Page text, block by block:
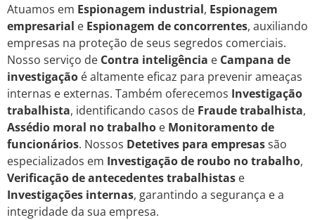
Atuamos em Espionagem industrial, Espionagem
empresarial e Espionagem de concorrentes, auxiliando
empresas na proteção de seus segredos comerciais.
Nosso serviço de Contra inteligência e Campana de
investigação é altamente eficaz para prevenir ameaças
internas e externas. Também oferecemos Investigação
trabalhista, identificando casos de Fraude trabalhista,
Assédio moral no trabalho e Monitoramento de
funcionários. Nossos Detetives para empresassão
especializados em Investigação de roubo no trabalho,
Verificação de antecedentes trabalhistas e
Investigações internas, garantindo a segurança e a
integridade da sua empresa.